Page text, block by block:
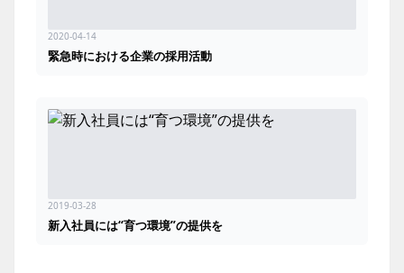
2020-04-14
緊急時における企業の採用活動
2019-03-28
新入社員には“育つ環境”の提供を